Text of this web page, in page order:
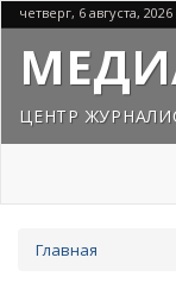
Перейти
к
основному
содержанию
четверг, 6 августа,
ЦЕНТР
здесь
Главная